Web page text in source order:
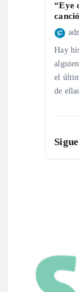
“Eye
Hay
el
de ellas.